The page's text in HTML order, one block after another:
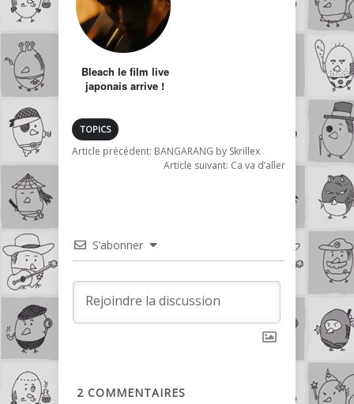
Bleach le film live
japonais arrive !
TOPICS
Article précédent: BANGARANG by Skrillex
Article suivant: Ca va d’aller
S’abonner
2 COMMENTAIRES